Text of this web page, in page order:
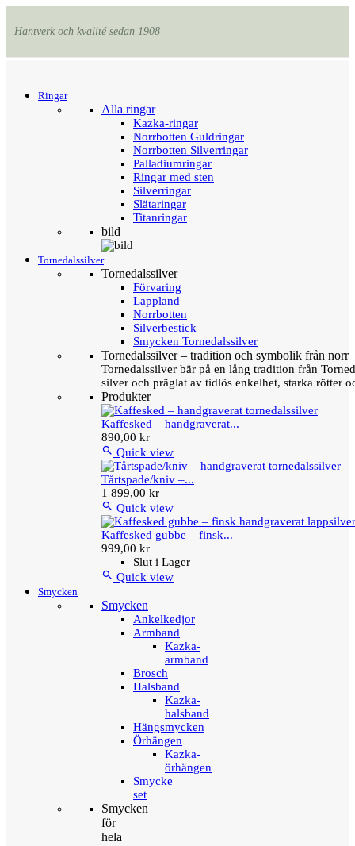
Hantverk och kvalité sedan 1908
Ringar
Alla ringar
Kazka-ringar
Norrbotten Guldringar
Norrbotten Silverringar
Palladiumringar
Ringar med sten
Silverringar
Slätaringar
Titanringar
bild
Tornedalssilver
Tornedalssilver
Förvaring
Lappland
Norrbotten
Silverbestick
Smycken Tornedalssilver
Tornedalssilver – tradition och symbolik från norr
Tornedalssilver bär på en lång tradition från
silver och präglat av tidlös enkelhet, starka rötter
Produkter
Kaffesked – handgraverat...
890,00 kr
 Quick view
Tårtspade/kniv –...
1 899,00 kr
 Quick view
Kaffesked gubbe – finsk...
999,00 kr
Slut i Lager
 Quick view
Smycken
Smycken
Ankelkedjor
Armband
Kazka-
armband
Brosch
Halsband
Kazka-
halsband
Hängsmycken
Örhängen
Kazka-
örhängen
Smycke
set
Smycken
för
hela